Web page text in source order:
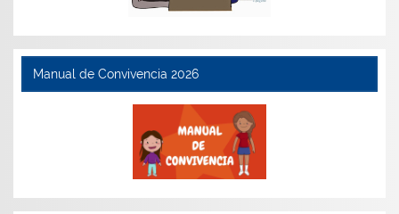
Manual de Convivencia 2026